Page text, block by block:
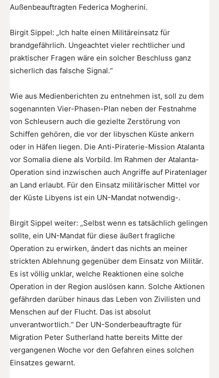
Außenbeauftragten Federica Mogherini.
Birgit Sippel: „Ich halte einen Militäreinsatz für
brandgefährlich. Ungeachtet vieler rechtlicher und
praktischer Fragen wäre ein solcher Beschluss ganz
sicherlich das falsche Signal.“
Wie aus Medienberichten zu entnehmen ist, soll zu dem
sogenannten Vier-Phasen-Plan neben der Festnahme
von Schleusern auch die gezielte Zerstörung von
Schiffen gehören, die vor der libyschen Küste ankern
oder in Häfen liegen. Die Anti-Piraterie-Mission Atalanta
vor Somalia diene als Vorbild. Im Rahmen der Atalanta-
Operation sind inzwischen auch Angriffe auf Piratenlager
an Land erlaubt. Für den Einsatz militärischer Mittel vor
der Küste Libyens ist ein UN-Mandat notwendig-.
Birgit Sippel weiter: „Selbst wenn es tatsächlich gelingen
sollte, ein UN-Mandat für diese äußert fragliche
Operation zu erwirken, ändert das nichts an meiner
strickten Ablehnung gegenüber dem Einsatz von Militär.
Es ist völlig unklar, welche Reaktionen eine solche
Operation in der Region auslösen kann. Solche Aktionen
gefährden darüber hinaus das Leben von Zivilisten und
Menschen auf der Flucht. Das ist absolut
unverantwortlich.“ Der UN-Sonderbeauftragte für
Migration Peter Sutherland hatte bereits Mitte der
vergangenen Woche vor den Gefahren eines solchen
Einsatzes gewarnt.